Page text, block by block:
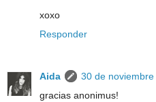
xoxo
Responder
Aida
30 de
gracias anonimus!